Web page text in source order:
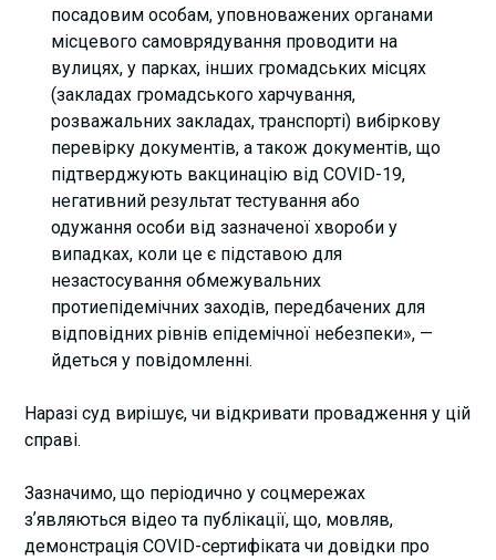
посадовим особам, уповноважених органами
місцевого самоврядування проводити на
вулицях, у парках, інших громадських місцях
(закладах громадського харчування,
розважальних закладах, транспорті) вибіркову
перевірку документів, а також документів, що
підтверджують вакцинацію від COVID-19,
негативний результат тестування або
одужання особи від зазначеної хвороби у
випадках, коли це є підставою для
незастосування обмежувальних
протиепідемічних заходів, передбачених для
відповідних рівнів епідемічної небезпеки», —
йдеться у повідомленні.
Наразі суд вирішує, чи відкривати провадження у цій
справі.
Зазначимо, що періодично у соцмережах
зʼявляються відео та публікації, що, мовляв,
демонстрація COVID-сертифіката чи довідки про